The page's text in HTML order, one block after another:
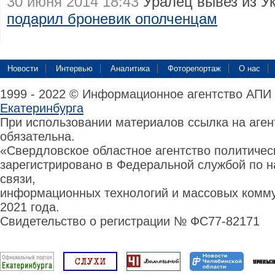
подарил броневик ополченцам
Новости Интервью Аналитика Фоторепортаж О нас
1999 - 2022 © Информационное агентство
Екатеринбурга
При использовании материалов ссылка на
обязательна.
«Свердловское областное агентство
зарегистрировано в Федеральной службой по
связи,
информационных технологий и массовых
2021 года.
Свидетельство о регистрации № ФС77-82171